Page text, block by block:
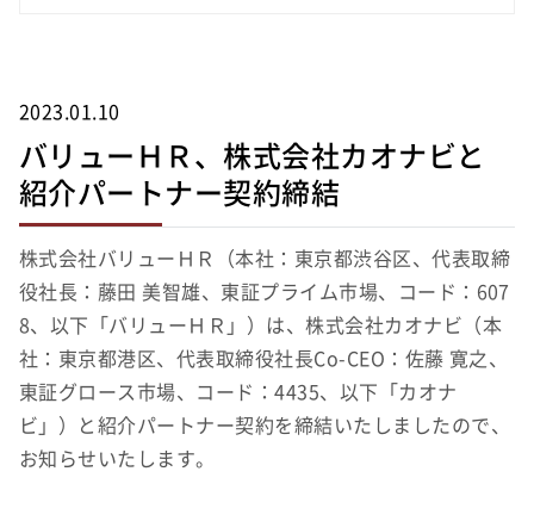
2023.01.10
バリューＨＲ、株式会社カオナビと
紹介パートナー契約締結
株式会社バリューＨＲ（本社：東京都渋谷区、代表取締
役社長：藤田 美智雄、東証プライム市場、コード：607
8、以下「バリューＨＲ」）は、株式会社カオナビ（本
社：東京都港区、代表取締役社長Co-CEO：佐藤 寛之、
東証グロース市場、コード：4435、以下「カオナ
ビ」）と紹介パートナー契約を締結いたしましたので、
お知らせいたします。